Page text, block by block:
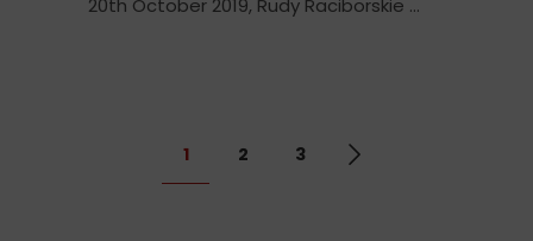
20th October 2019, Rudy Raciborskie
1 2 3